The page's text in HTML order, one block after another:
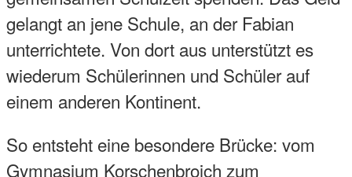
gelangt an jene Schule, an der Fabian
unterrichtete. Von dort aus unterstützt es
wiederum Schülerinnen und Schüler auf
einem anderen Kontinent.
So entsteht eine besondere Brücke: vom
Gymnasium Korschenbroich zum